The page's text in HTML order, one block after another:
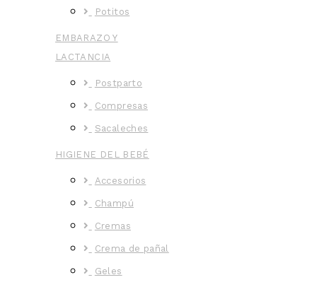
Potitos
EMBARAZO Y
LACTANCIA
Postparto
Compresas
Sacaleches
HIGIENE DEL BEBÉ
Accesorios
Champú
Cremas
Crema de pañal
Geles